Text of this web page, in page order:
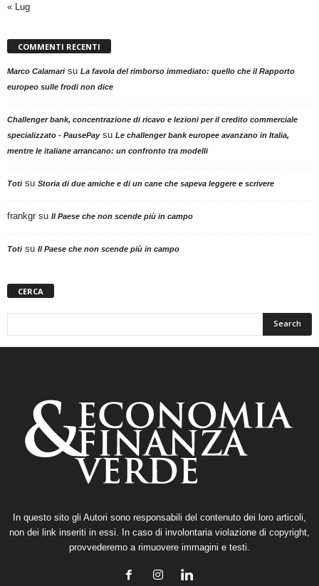
« Lug
COMMENTI RECENTI
Marco Calamarisu La favola del rimborso immediato: quello che il Rapporto
europeo sulle frodi non dice
Challenger bank, concentrazione di ricavo e lezioni per il credito commerciale
specializzato - PausePaysu Le challenger bank europee avanzano in Italia,
mentre le italiane arrancano: un confronto tra modelli
Totisu Storia di due amiche e di un cane che sapeva leggere e scrivere
frankgr su Il Paese che non scende più in campo
Totisu Il Paese che non scende più in campo
CERCA
In questo sito gli Autori sono responsabili del contenuto dei loro articoli,
non dei link inseriti in essi. In caso di involontaria violazione di copyright,
provvederemo a rimuovere immagini e testi.